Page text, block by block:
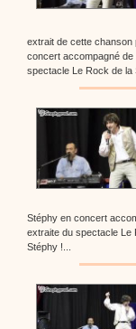
extrait de cette chanson
concert accompagné
spectacle Le Rock de la
Stéphy en concert
extraite du spectacle Le
Stéphy !...